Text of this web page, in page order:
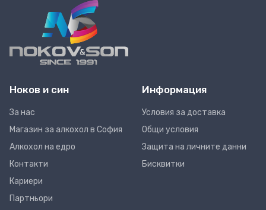
Ноков и син
За нас
Магазин за алкохол в София
Алкохол на едро
Контакти
Кариери
Партньори
Информация
Условия за доставка
Общи условия
Защита на личните данни
Бисквитки